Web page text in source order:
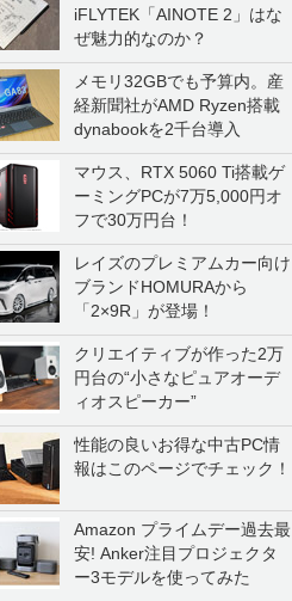
iFLYTEK「AINOTE 2」はな
ぜ魅力的なのか？
メモリ32GBでも予算内。産
経新聞社がAMD Ryzen搭載
dynabookを2千台導入
マウス、RTX 5060 Ti搭載ゲ
ーミングPCが7万5,000円オ
フで30万円台！
レイズのプレミアムカー向け
ブランドHOMURAから
「2×9R」が登場！
クリエイティブが作った2万
円台の“小さなピュアオーデ
ィオスピーカー”
性能の良いお得な中古PC情
報はこのページでチェック！
Amazon プライムデー過去最
安! Anker注目プロジェクタ
ー3モデルを使ってみた